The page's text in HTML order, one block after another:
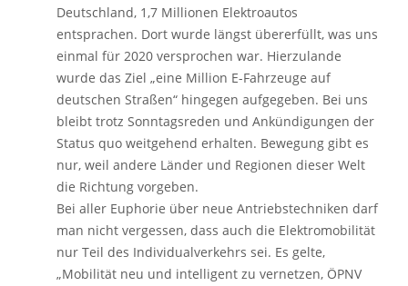
Deutschland, 1,7 Millionen Elektroautos
entsprachen. Dort wurde längst übererfüllt, was uns
einmal für 2020 versprochen war. Hierzulande
wurde das Ziel „eine Million E-Fahrzeuge auf
deutschen Straßen“ hingegen aufgegeben. Bei uns
bleibt trotz Sonntagsreden und Ankündigungen der
Status quo weitgehend erhalten. Bewegung gibt es
nur, weil andere Länder und Regionen dieser Welt
die Richtung vorgeben.
Bei aller Euphorie über neue Antriebstechniken darf
man nicht vergessen, dass auch die Elektromobilität
nur Teil des Individualverkehrs sei. Es gelte,
„Mobilität neu und intelligent zu vernetzen, ÖPNV